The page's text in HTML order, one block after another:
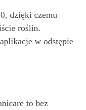
dzięki czemu
roślin.
w odstępie
to bez